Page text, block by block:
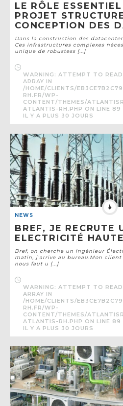
LE RÔLE
PROJET
CONCEPTION DES
Dans la construction des
Ces infrastructures complexes
unique de robustess [...]
WARNING : ATTEMPT TO
ARRAY IN
/HOME/CLIENTS/
RH.FR/WP-
CONTENT/THEMES/
ATLANTIS-RH.PHP ON LINE 89
IL Y A PLUS 30 JOURS
NEWS
BREF, JE RECRUTE
ELECTRICITÉ
Bref, on cherche un Ingénieur
matin, j'arrive au bureau.Mon
nous faut u [...]
WARNING : ATTEMPT TO
ARRAY IN
/HOME/CLIENTS/
RH.FR/WP-
CONTENT/THEMES/
ATLANTIS-RH.PHP ON LINE 89
IL Y A PLUS 30 JOURS